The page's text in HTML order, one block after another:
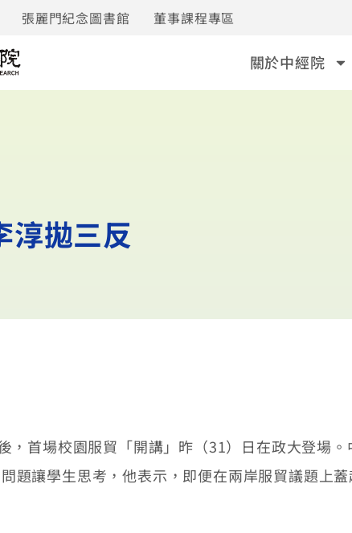
張麗門紀念圖書館 董事課程專區
關於中經院
淳拋三反
首場校園服貿「開講」昨（31）日在政大登場。
題讓學生思考，他表示，即便在兩岸服貿議題上